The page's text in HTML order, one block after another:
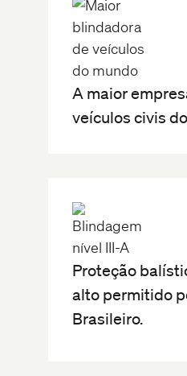
A maior
veículos civis
Proteção
alto permitido
Brasileiro.